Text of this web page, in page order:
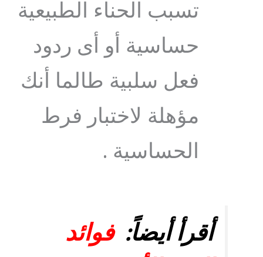
تسبب الحناء الطبيعية
حساسية أو أى ردود
فعل سلبية طالما أنك
مؤهلة لاختبار فرط
الحساسية .
أقرأ أيضاً: فوائد